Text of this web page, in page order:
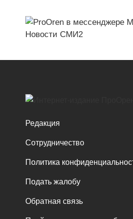
Новости СМИ2
Редакция
Сотрудничество
Политика
Подать жалобу
Обратная связь